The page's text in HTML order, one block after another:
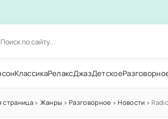
КлассикаРелаксДжазДетское
страница» Жанры » Разговорное » Новости »